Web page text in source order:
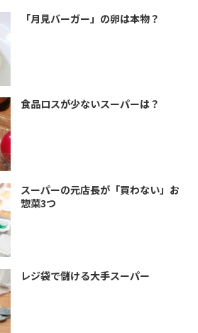
「月見バーガー」の卵は本物？
食品ロスが少ないスーパーは？
スーパーの元店長が「買わない」お
惣菜3つ
レジ袋で儲ける大手スーパー